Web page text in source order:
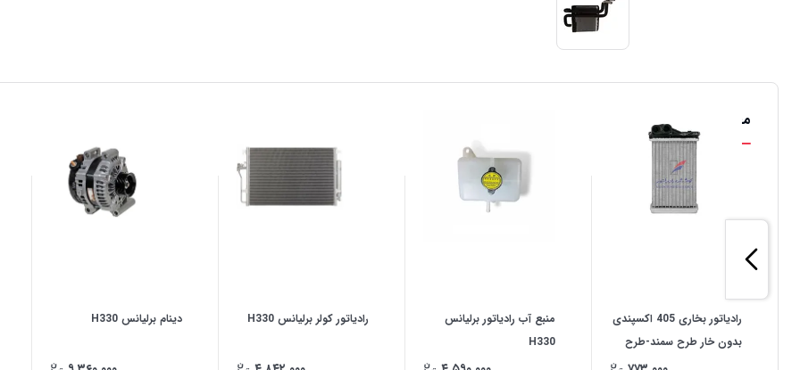
محصولات مشابه
رادیاتور بخاری 405 اکسپندی
بدون خار طرح سمند-طرح
منبع آب رادیاتور برلیانس
H330
رادیاتور کولر برلیانس H330 دینام برلیانس H330